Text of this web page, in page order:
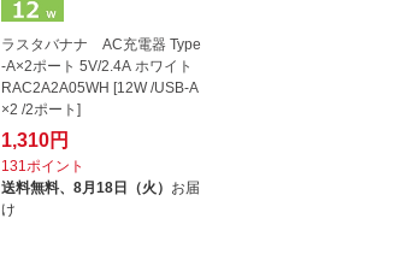
ラスタバナナ AC充電器 Type
-A×2ポート 5V/2.4A ホワイト
RAC2A2A05WH [12W /USB-A
×2 /2ポート]
1,310円
131ポイント
送料無料、 8月18日（火） お届
け